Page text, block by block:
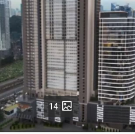
14 Gambar